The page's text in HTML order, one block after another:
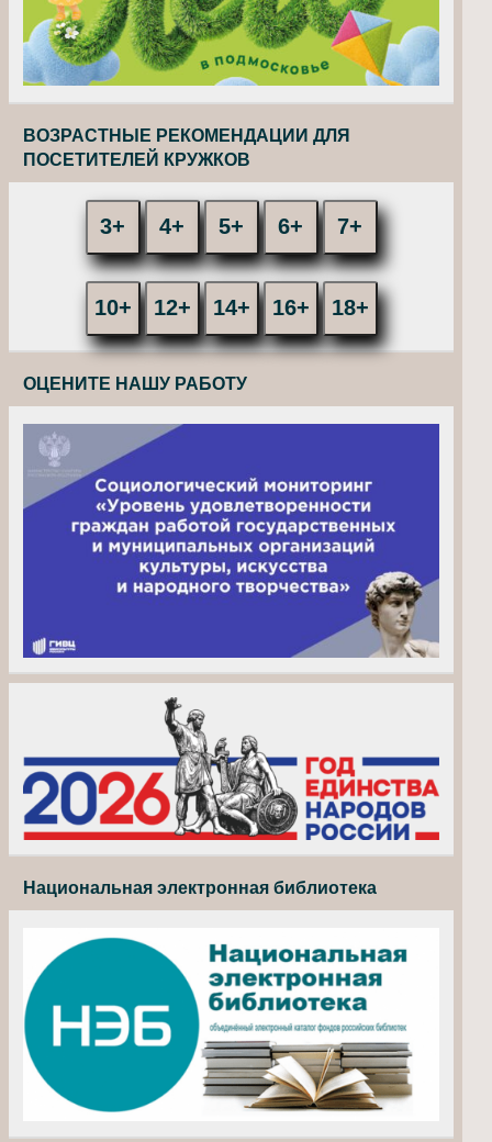
ВОЗРАСТНЫЕ РЕКОМЕНДАЦИИ ДЛЯ
ПОСЕТИТЕЛЕЙ КРУЖКОВ
3+ 4+ 5+ 6+ 7+
10+ 12+ 14+ 16+ 18+
ОЦЕНИТЕ НАШУ РАБОТУ
Национальная электронная библиотека